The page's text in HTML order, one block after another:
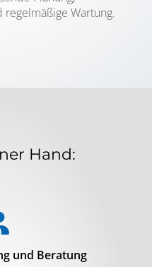
Wartung.
Hand:
und Beratung